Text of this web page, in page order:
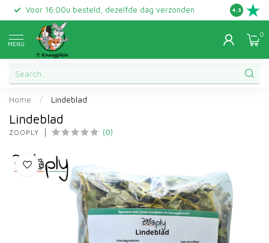
Voor 16.00u besteld, dezelfde dag verzonden Gratis
4.3
MENU
0
Home / Lindeblad
Lindeblad
ZOOPLY (0)